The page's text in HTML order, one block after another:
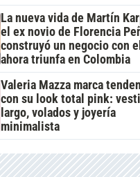
La nueva vida de Martín
el ex novio de Florencia
construyó un negocio con
ahora triunfa en Colombia
Valeria Mazza marca
con su look total pink:
largo, volados y joyería
minimalista